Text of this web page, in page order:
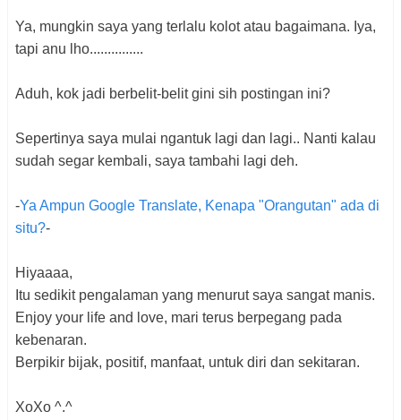
Ya, mungkin saya yang terlalu kolot atau bagaimana. Iya,
tapi anu lho...............
Aduh, kok jadi berbelit-belit gini sih postingan ini?
Sepertinya saya mulai ngantuk lagi dan lagi.. Nanti kalau
sudah segar kembali, saya tambahi lagi deh.
-Ya Ampun Google Translate, Kenapa "Orangutan" ada di
situ?-
Hiyaaaa,
Itu sedikit pengalaman yang menurut saya sangat manis.
Enjoy your life and love, mari terus berpegang pada
kebenaran.
Berpikir bijak, positif, manfaat, untuk diri dan sekitaran.
XoXo ^.^